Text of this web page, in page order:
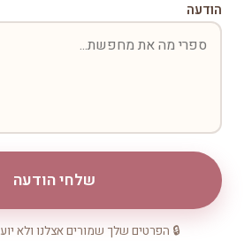
הודעה
שלחי הודעה
🔒 הפרטים שלך שמורים אצלנו ולא